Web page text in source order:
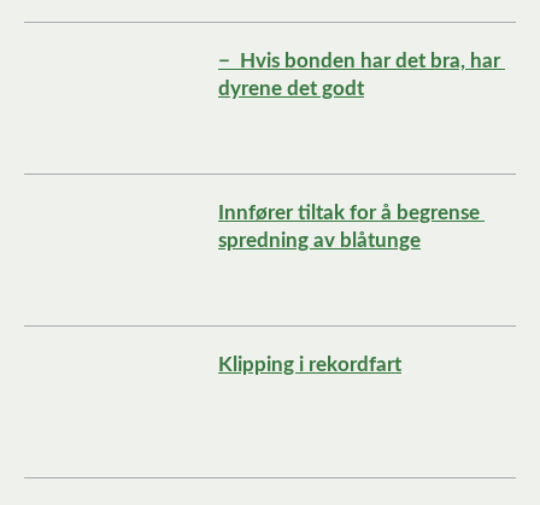
−  Hvis bonden har det bra, har
dyrene det godt
Innfører tiltak for å begrense
spredning av blåtunge
Klipping i rekordfart